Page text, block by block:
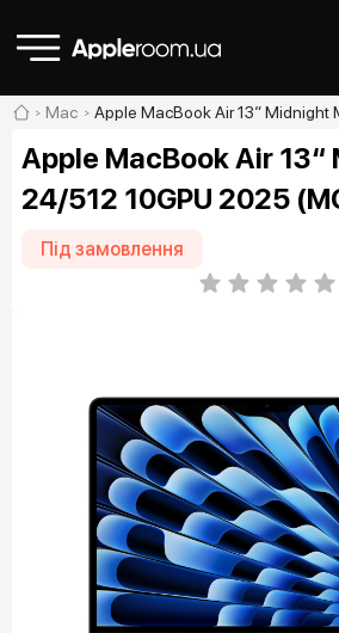
Mac Apple MacBook Air 13“
Apple MacBook Air
24/512 10GPU 2025
Під замовлення